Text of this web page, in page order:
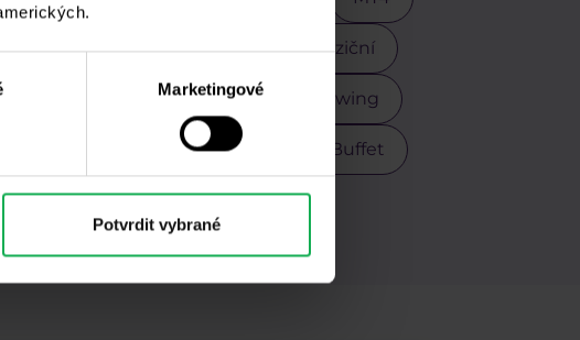
Marketingové
Potvrdit vybrané
Pokročilí obchodníci Poziční
500 Scalping Stříbro Swing
USDCZK Warren Buffet
ZOOM